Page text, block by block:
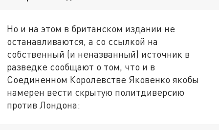
Но и на этом в британском издании не
останавливаются, а со ссылкой на
собственный (и неназванный) источник в
разведке сообщают о том, что и в
Соединенном Королевстве Яковенко якобы
намерен вести скрытую политдиверсию
против Лондона: